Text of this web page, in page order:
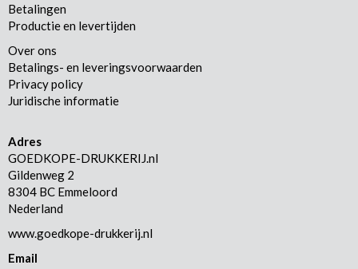
Betalingen
Productie en levertijden
Over ons
Betalings- en leveringsvoorwaarden
Privacy policy
Juridische informatie
Adres
GOEDKOPE-DRUKKERIJ.nl
Gildenweg 2
8304 BC Emmeloord
Nederland
www.goedkope-drukkerij.nl
Email